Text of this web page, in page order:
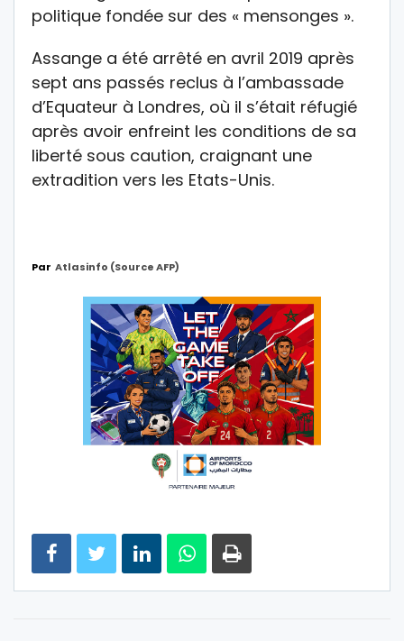
politique fondée sur des « mensonges ».
Assange a été arrêté en avril 2019 après
sept ans passés reclus à l’ambassade
d’Equateur à Londres, où il s’était réfugié
après avoir enfreint les conditions de sa
liberté sous caution, craignant une
extradition vers les Etats-Unis.
Par Atlasinfo (source AFP)